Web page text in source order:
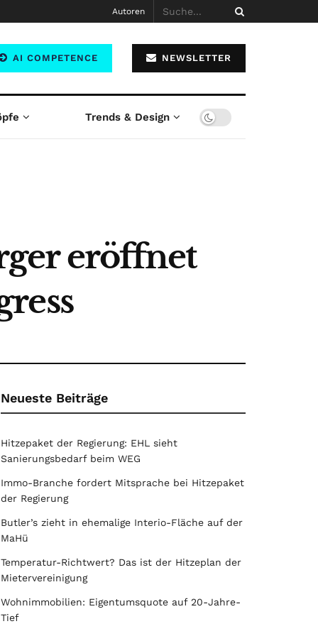
Autoren
AI COMPETENCE NEWSLETTER
Trends & Design
eröffnet
Neueste Beiträge
Hitzepaket der Regierung: EHL sieht
Sanierungsbedarf beim WEG
Immo-Branche fordert Mitsprache bei Hitzepaket
der Regierung
Butler’s zieht in ehemalige Interio-Fläche auf der
MaHü
Temperatur-Richtwert? Das ist der Hitzeplan der
Mietervereinigung
Wohnimmobilien: Eigentumsquote auf 20-Jahre-
Tief